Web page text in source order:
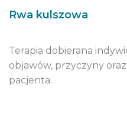
Rwa kulszowa
Terapia dobierana
objawów, przyczyny
pacjenta.